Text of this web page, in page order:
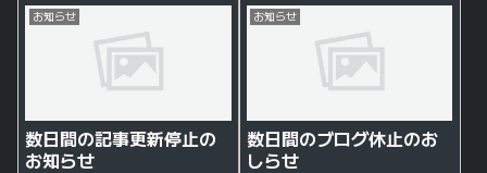
お知らせ
数日間の記事更新停止の
お知らせ
お知らせ
数日間のブログ休止のお
しらせ